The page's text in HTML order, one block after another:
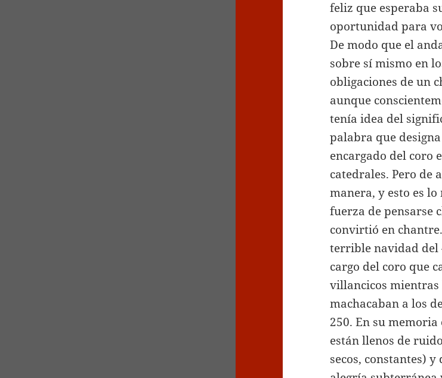
feliz que esperaba
oportunidad para
De modo que el
sobre sí mismo en
obligaciones de un
aunque
tenía idea del
palabra que
encargado del coro
catedrales. Pero de
manera, y esto es lo
fuerza de pensarse
convirtió en
terrible navidad del
cargo del coro que
villancicos mientras
machacaban a los
250. En su memoria
están llenos de
secos, constantes) y